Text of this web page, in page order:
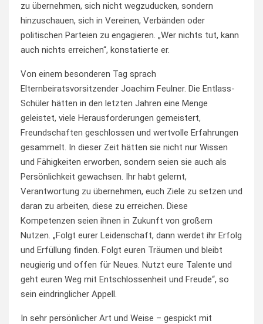
zu übernehmen, sich nicht wegzuducken, sondern
hinzuschauen, sich in Vereinen, Verbänden oder
politischen Parteien zu engagieren. „Wer nichts tut, kann
auch nichts erreichen“, konstatierte er.
Von einem besonderen Tag sprach
Elternbeiratsvorsitzender Joachim Feulner. Die Entlass-
Schüler hätten in den letzten Jahren eine Menge
geleistet, viele Herausforderungen gemeistert,
Freundschaften geschlossen und wertvolle Erfahrungen
gesammelt. In dieser Zeit hätten sie nicht nur Wissen
und Fähigkeiten erworben, sondern seien sie auch als
Persönlichkeit gewachsen. Ihr habt gelernt,
Verantwortung zu übernehmen, euch Ziele zu setzen und
daran zu arbeiten, diese zu erreichen. Diese
Kompetenzen seien ihnen in Zukunft von großem
Nutzen. „Folgt eurer Leidenschaft, dann werdet ihr Erfolg
und Erfüllung finden. Folgt euren Träumen und bleibt
neugierig und offen für Neues. Nutzt eure Talente und
geht euren Weg mit Entschlossenheit und Freude“, so
sein eindringlicher Appell.
In sehr persönlicher Art und Weise – gespickt mit